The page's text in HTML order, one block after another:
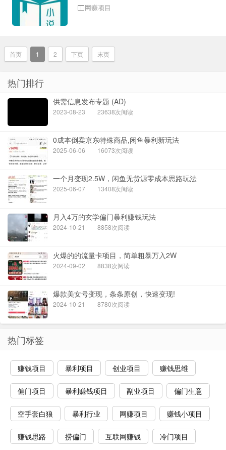
网赚项目
首页 1 2 下页 末页
热门排行
供需信息发布专题 (AD)
2023-08-23 23638次阅读
0成本倒卖京东特殊商品,闲鱼暴利新玩法
2025-06-06 16073次阅读
一个月变现2.5W，闲鱼无货源零成本思路玩法
2025-06-07 13408次阅读
月入4万的玄学偏门暴利赚钱玩法
2024-10-21 8858次阅读
火爆的的流量卡项目，简单粗暴万入2W
2024-09-02 8838次阅读
爆款美女号变现，条条原创，快速变现!
2024-10-21 8780次阅读
热门标签
赚钱项目 暴利项目 创业项目 赚钱思维
偏门项目 暴利赚钱项目 副业项目 偏门生意
空手套白狼 暴利行业 网赚项目 赚钱小项目
赚钱思路 捞偏门 互联网赚钱 冷门项目